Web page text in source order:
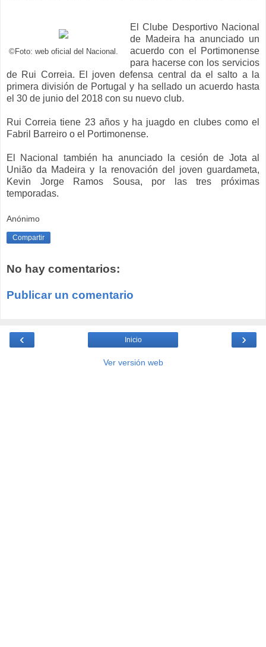
©Foto: web oficial del Nacional.
El Clube Desportivo Nacional
de Madeira ha anunciado un
acuerdo con el Portimonense
para hacerse con los servicios
de Rui Correia. El joven defensa central da el salto a la
primera división de Portugal y ha sellado un acuerdo hasta
el 30 de junio del 2018 con su nuevo club.
Rui Correia tiene 23 años y ha juagdo en clubes como el
Fabril Barreiro o el Portimonense.
El Nacional también ha anunciado la cesión de Jota al
União da Madeira y la renovación del joven guardameta,
Kevin Jorge Ramos Sousa, por las tres próximas
temporadas.
Anónimo
Compartir
No hay comentarios:
Publicar un comentario
‹ ›
Inicio
Ver versión web